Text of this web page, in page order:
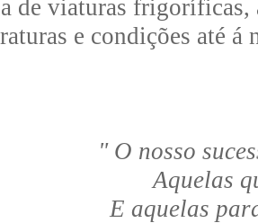
de viaturas frigoríficas,
e condições até
" O nosso
Aquelas
E aquelas